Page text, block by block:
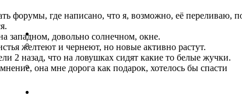
форумы, где написано, что я, возможно, её переливаю,
западном, довольно солнечном, окне.
желтеют и чернеют, но новые активно растут.
2 назад, что на ловушках сидят какие то белые жучки.
она мне дорога как подарок, хотелось бы спасти